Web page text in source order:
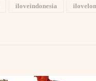
iloveindonesia